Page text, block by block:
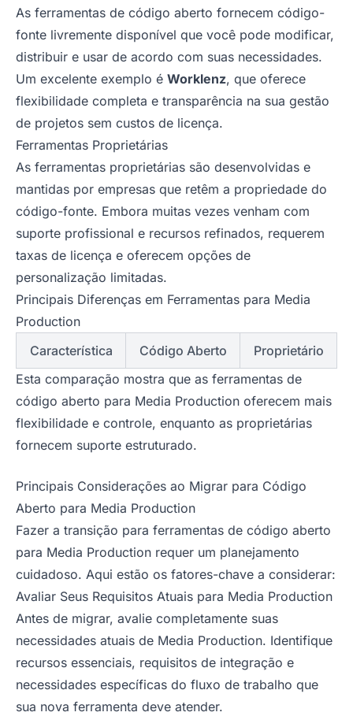
As ferramentas de código aberto fornecem código-
fonte livremente disponível que você pode modificar,
distribuir e usar de acordo com suas necessidades.
Um excelente exemplo é Worklenz, que oferece
flexibilidade completa e transparência na sua gestão
de projetos sem custos de licença.
Ferramentas Proprietárias
As ferramentas proprietárias são desenvolvidas e
mantidas por empresas que retêm a propriedade do
código-fonte. Embora muitas vezes venham com
suporte profissional e recursos refinados, requerem
taxas de licença e oferecem opções de
personalização limitadas.
Principais Diferenças em Ferramentas para Media
Production
Característica
Código Aberto
Proprietário
Esta comparação mostra que as ferramentas de
código aberto para Media Production oferecem mais
flexibilidade e controle, enquanto as proprietárias
fornecem suporte estruturado.
Principais Considerações ao Migrar para Código
Aberto para Media Production
Fazer a transição para ferramentas de código aberto
para Media Production requer um planejamento
cuidadoso. Aqui estão os fatores-chave a considerar:
Avaliar Seus Requisitos Atuais para Media Production
Antes de migrar, avalie completamente suas
necessidades atuais de Media Production. Identifique
recursos essenciais, requisitos de integração e
necessidades específicas do fluxo de trabalho que
sua nova ferramenta deve atender.